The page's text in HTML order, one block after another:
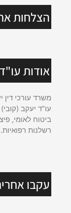
הצלחות
אודות
משרד עורכי דין
עו"ד יעקב
ביטוח לאומי,
רשלנות רפואיות.
עקבו